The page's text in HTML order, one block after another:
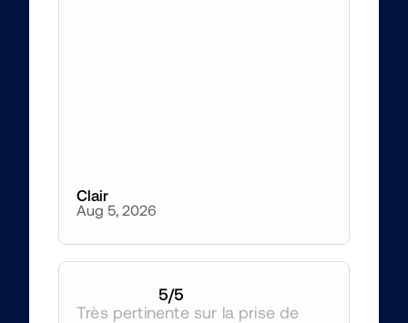
Clair
Aug 5, 2026
5/5
Très pertinente sur la prise de